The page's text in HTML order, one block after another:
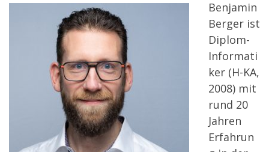
Benjamin
Berger ist
Diplom-
Informati
ker (H-KA,
2008) mit
rund 20
Jahren
Erfahrun